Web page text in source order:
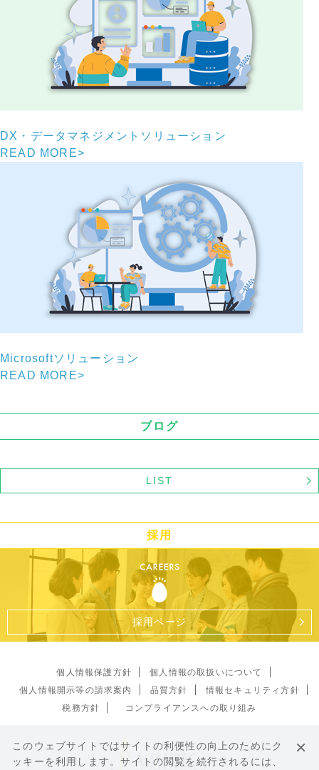
DX・データマネジメントソリューション
READ MORE>
Microsoftソリューション
READ MORE>
ブログ
LIST
採用
採用ページ
個人情報保護方針
個人情報の取扱いについて
個人情報開示等の請求案内
品質方針
情報セキュリティ方針
税務方針
コンプライアンスへの取り組み
このウェブサイトではサイトの利便性の向上のためにク
ッキーを利用します。サイトの閲覧を続行されるには、
×